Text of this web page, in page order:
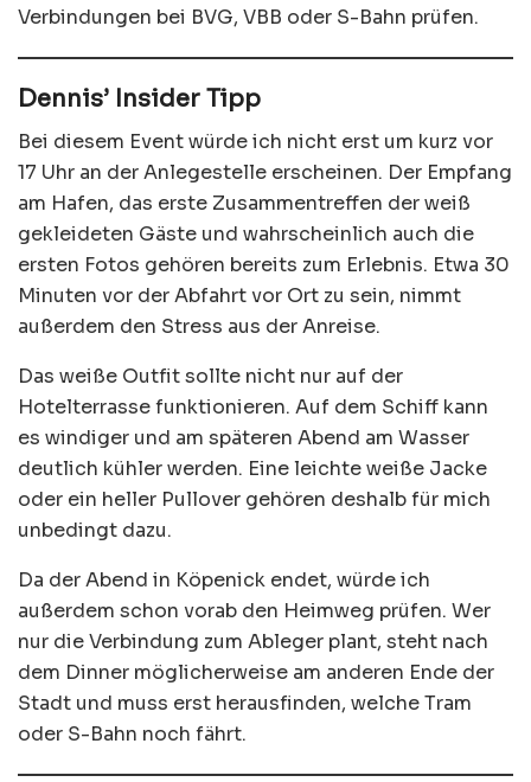
Verbindungen bei BVG, VBB oder S-Bahn prüfen.
Dennis’ Insider Tipp
Bei diesem Event würde ich nicht erst um kurz vor
17 Uhr an der Anlegestelle erscheinen. Der Empfang
am Hafen, das erste Zusammentreffen der weiß
gekleideten Gäste und wahrscheinlich auch die
ersten Fotos gehören bereits zum Erlebnis. Etwa 30
Minuten vor der Abfahrt vor Ort zu sein, nimmt
außerdem den Stress aus der Anreise.
Das weiße Outfit sollte nicht nur auf der
Hotelterrasse funktionieren. Auf dem Schiff kann
es windiger und am späteren Abend am Wasser
deutlich kühler werden. Eine leichte weiße Jacke
oder ein heller Pullover gehören deshalb für mich
unbedingt dazu.
Da der Abend in Köpenick endet, würde ich
außerdem schon vorab den Heimweg prüfen. Wer
nur die Verbindung zum Ableger plant, steht nach
dem Dinner möglicherweise am anderen Ende der
Stadt und muss erst herausfinden, welche Tram
oder S-Bahn noch fährt.